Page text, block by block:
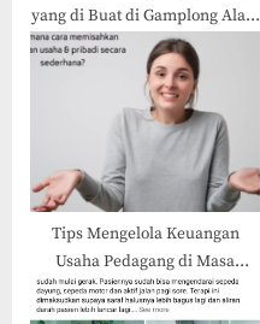
yang di Buat di Gamplong Alam
Studio
Tips Mengelola Keuangan
Usaha Pedagang di Masa
Pandemi